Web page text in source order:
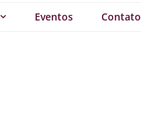
Eventos Contato